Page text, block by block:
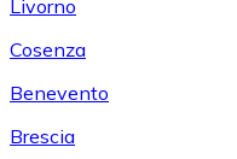
Livorno
Cosenza
Benevento
Brescia